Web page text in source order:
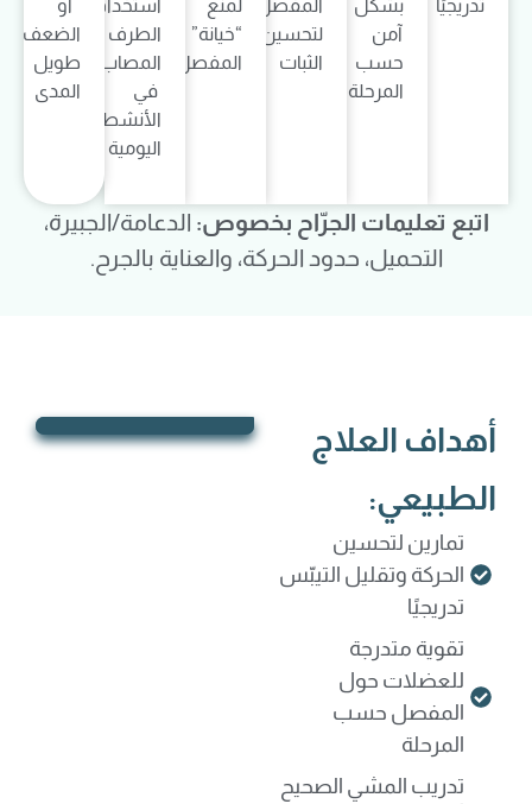
تدريجيًا
بشكل
آمن
حسب
المرحلة
المفصل
لتحسين
الثبات
لمنع
“خيانة”
المفصل
استخدام
الطرف
المصاب
في
الأنشطة
اليومية
أو
الضعف
طويل
المدى
اتبع تعليمات الجرّاح بخصوص: الدعامة/الجبيرة،
التحميل، حدود الحركة، والعناية بالجرح.
أهداف العلاج
الطبيعي:
تمارين لتحسين
الحركة وتقليل التيبّس
تدريجيًا
تقوية متدرجة
للعضلات حول
المفصل حسب
المرحلة
تدريب المشي الصحيح